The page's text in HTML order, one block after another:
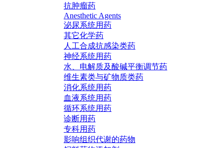
抗肿瘤药
Anesthetic Agents
泌尿系统用药
其它化学药
人工合成抗感染类药
神经系统用药
水、电解质及酸碱平衡调节药
维生素类与矿物质类药
消化系统用药
血液系统用药
循环系统用药
诊断用药
专科用药
影响组织代谢的药物